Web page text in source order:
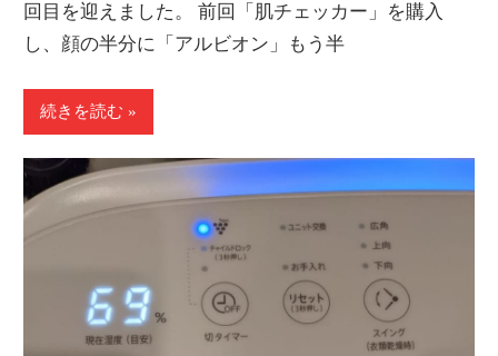
回目を迎えました。 前回「肌チェッカー」を購入
し、顔の半分に「アルビオン」もう半
続きを読む